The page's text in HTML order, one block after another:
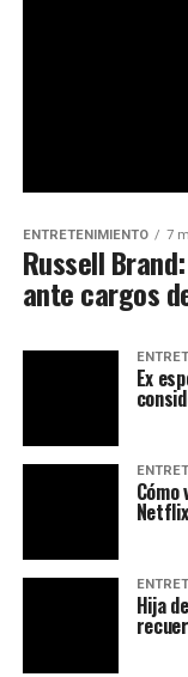
ENTRETENIMIENTO 7
Russell
ante cargos
Ex
Hija